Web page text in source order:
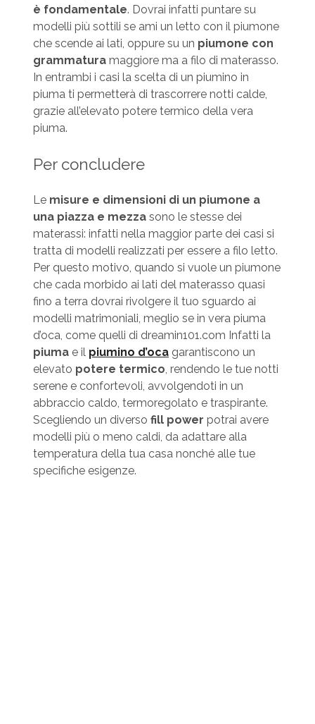
è fondamentale. Dovrai infatti puntare su
modelli più sottili se ami un letto con il piumone
che scende ai lati, oppure su un piumone con
grammaturamaggiore ma a filo di materasso.
In entrambi i casi la scelta di un piumino in
piuma ti permetterà di trascorrere notti calde,
grazie all’elevato potere termico della vera
piuma.
Per concludere
Le misure e dimensioni di un piumone a
una piazza e mezzasono le stesse dei
materassi: infatti nella maggior parte dei casi si
tratta di modelli realizzati per essere a filo letto.
Per questo motivo, quando si vuole un piumone
che cada morbido ai lati del materasso quasi
fino a terra dovrai rivolgere il tuo sguardo ai
modelli matrimoniali, meglio se in vera piuma
d’oca, come quelli di dreamin101.com Infatti la
piumae il piumino d’ocagarantiscono un
elevato potere termico, rendendo le tue notti
serene e confortevoli, avvolgendoti in un
abbraccio caldo, termoregolato e traspirante.
Scegliendo un diverso fill power potrai avere
modelli più o meno caldi, da adattare alla
temperatura della tua casa nonché alle tue
specifiche esigenze.